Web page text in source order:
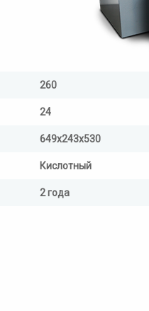
260
24
649х243х530
Кислотный
2 года